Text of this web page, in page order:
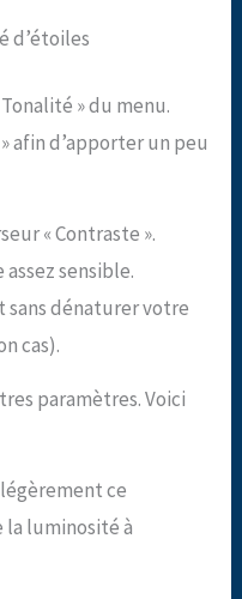
d’étoiles
» du menu.
afin d’apporter un peu
« Contraste ».
sensible.
dénaturer votre
cas).
paramètres. Voici
ce
luminosité à